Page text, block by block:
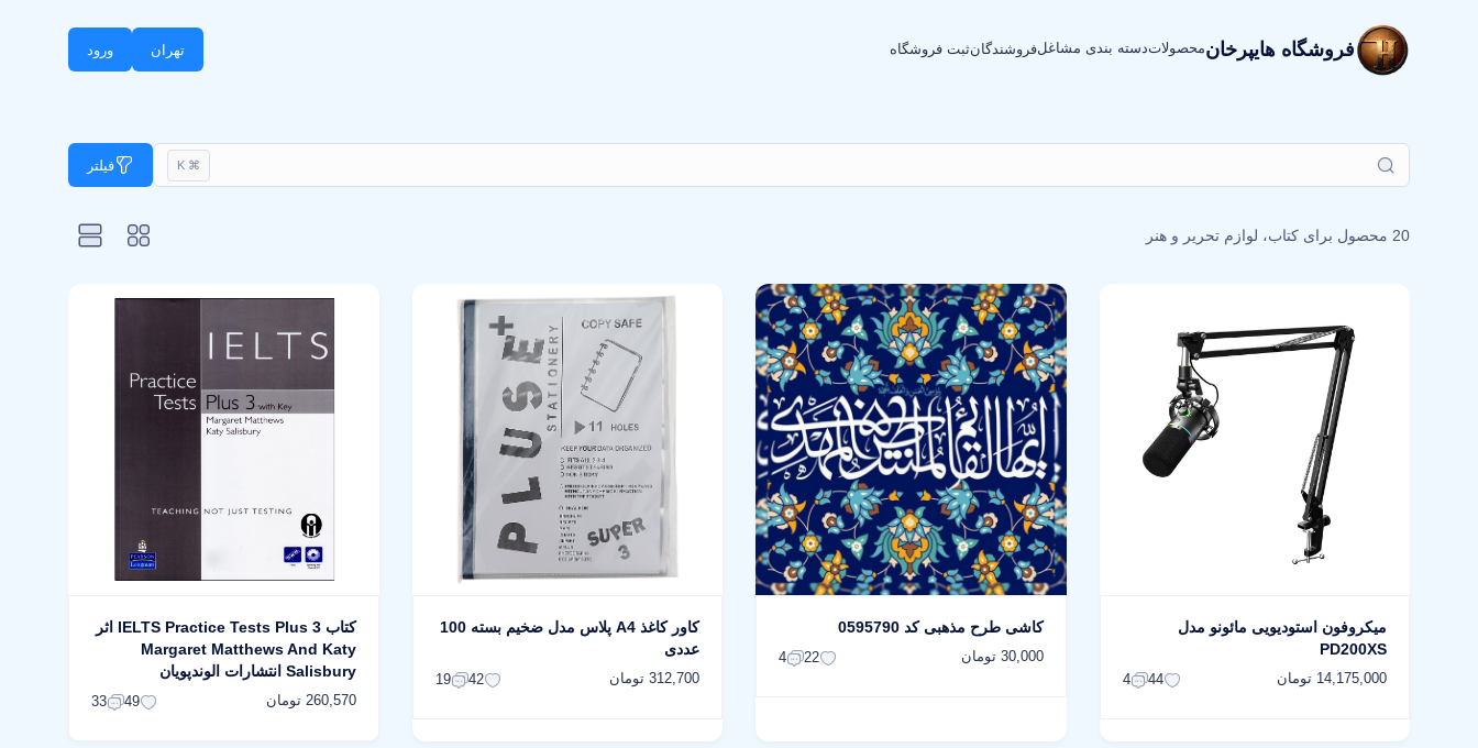
فروشگاه هایپرخانمحصولاتدسته بندی مشاغلفروشندگانثبت فروشگاه تهران ورود
⌘ K فیلتر
20 محصول برای کتاب، لوازم تحریر و هنر
میکروفون استودیویی مائونو مدل
PD200XS
14,175,000 تومان 44
4
کاشی طرح مذهبی کد 0595790
30,000 تومان 22
4
کاور کاغذ A4 پلاس مدل ضخیم بسته 100
عددی
312,700 تومان 42
19
کتاب IELTS Practice Tests Plus 3 اثر
Margaret Matthews And Katy
Salisbury انتشارات الوندپویان
260,570 تومان 49
33